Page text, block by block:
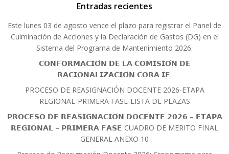
Entradas recientes
Este lunes 03 de agosto vence el plazo para registrar el Panel de
Culminación de Acciones y la Declaración de Gastos (DG) en el
Sistema del Programa de Mantenimiento 2026.
𝗖𝗢𝗡𝗙𝗢𝗥𝗠𝗔𝗖𝗜𝗢́𝗡 𝗗𝗘 𝗟𝗔 𝗖𝗢𝗠𝗜𝗦𝗜𝗢́𝗡 𝗗𝗘
𝗥𝗔𝗖𝗜𝗢𝗡𝗔𝗟𝗜𝗭𝗔𝗖𝗜𝗢́𝗡 𝗖𝗢𝗥𝗔 𝗜𝗘.
PROCESO DE REASIGNACIÓN DOCENTE 2026-ETAPA
REGIONAL-PRIMERA FASE-LISTA DE PLAZAS
𝗣𝗥𝗢𝗖𝗘𝗦𝗢 𝗗𝗘 𝗥𝗘𝗔𝗦𝗜𝗚𝗡𝗔𝗖𝗜𝗢́𝗡 𝗗𝗢𝗖𝗘𝗡𝗧𝗘 𝟮𝟬𝟮𝟲 – 𝗘𝗧𝗔𝗣𝗔
𝗥𝗘𝗚𝗜𝗢𝗡𝗔𝗟 – 𝗣𝗥𝗜𝗠𝗘𝗥𝗔 𝗙𝗔𝗦𝗘 CUADRO DE MERITO FINAL
GENERAL ANEXO 10